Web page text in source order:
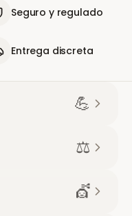
Seguro y regulado
Entrega discreta
💪
⚖️
💇